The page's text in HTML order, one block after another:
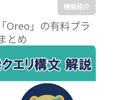
機能紹介
Oreo」の有料プラ
とめ